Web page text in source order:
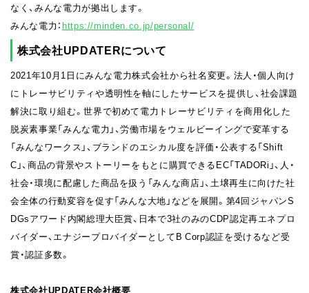
なく、みんな電力が拠出します。
みんな電力： https://minden.co.jp/personal/
株式会社UPDATERについて
2021年10月1日にみんな電力株式会社から社名変更。法人・個人向け
にトレーサビリティや透明性を軸にしたサービスを提供し、社会課題
解決に取り組む。世界で初めて電力トレーサビリティを商用化した
脱炭素事業「みんな電力」、労働市場をウェルビーイングで変革する
「みんなワークス」、ブランドのエシカル度を評価・公表する「Shift
C」、商品の背景やストーリーをもとに購買できるEC「TADORi」、人・
社会・環境に配慮した商品を扱う「みんな商店」、土壌再生に向けた社
会全体の行動変容を促す「みんな大地」などを展開。第4回ジャパンS
DGsアワード内閣総理大臣賞、日本で3社のみのCDP認定再エネプロ
バイダー、エナジープロバイダーとしてB Corp認証を受けるなど受
賞・認証多数。
株式会社UPDATER会社概要